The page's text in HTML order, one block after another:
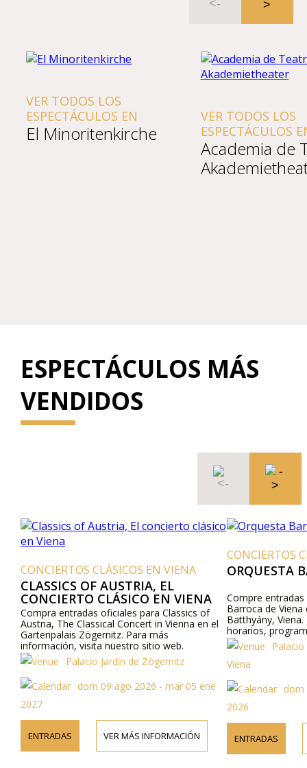
VER TODOS LOS
ESPECTÁCULOS EN
El Minoritenkirche
VER TODOS LOS
ESPECTÁCULOS EN
Academia de
ESPECTÁCULOS MÁS
VENDIDOS
CONCIERTOS CLÁSICOS EN VIENA
CLASSICS OF AUSTRIA, EL
CONCIERTO CLÁSICO EN VIENA
Compra entradas oficiales para Classics of
Austria, The Classical Concert in Vienna en el
Gartenpalais Zögernitz. Para más
información, visita nuestro sitio web.
Palacio Jardín de Zögernitz
dom 09 ago 2026 - mar 05 ene
2027
ENTRADAS VER MÁS INFORMACIÓN
CONCIERTOS
ORQUESTA
Compre entradas
Barroca de Viena
Batthyány,
horarios,
teléfono.
Palacio
Viena
dom
2026
ENTRADAS